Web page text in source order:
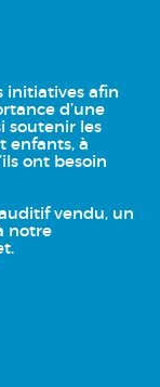
initiatives afin
d’une
soutenir les
enfants, à
ont besoin
vendu, un
notre